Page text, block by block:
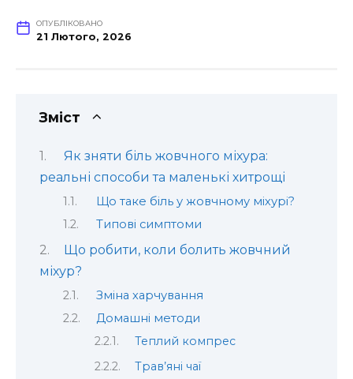
ОПУБЛІКОВАНО
21 Лютого, 2026
Зміст
Як зняти біль жовчного міхура:
реальні способи та маленькі хитрощі
Що таке біль у жовчному міхурі?
Типові симптоми
Що робити, коли болить жовчний
міхур?
Зміна харчування
Домашні методи
Теплий компрес
Трав’яні чаї